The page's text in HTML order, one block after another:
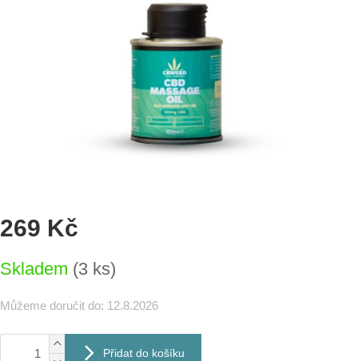
269 Kč
cena:
Skladem (3 ks)
Můžeme doručit do: 12.8.2026
Přidat do košíku